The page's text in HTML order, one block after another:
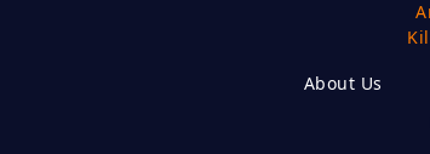
About Us